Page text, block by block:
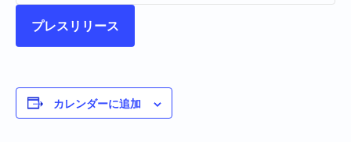
プレスリリース
カレンダーに追加